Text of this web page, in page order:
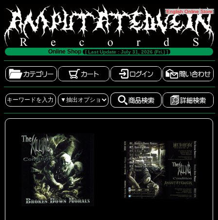
[English Online Store]
Online Shop [ Last Update : July 31, 2026 (Fri.) ]